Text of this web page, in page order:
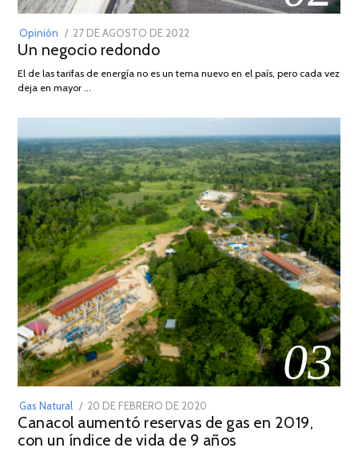
Opinión
POSTED
ON
27 DE AGOSTO DE 2022
DE
Un negocio redondo
El de las tarifas de energía no es un tema nuevo en el país, pero cada vez
deja en mayor …
03
Gas Natural
POSTED
ON
20 DE FEBRERO DE 2020
DE
JULIO
Canacol aumentó reservas de gas en 2019,
con un índice de vida de 9 años